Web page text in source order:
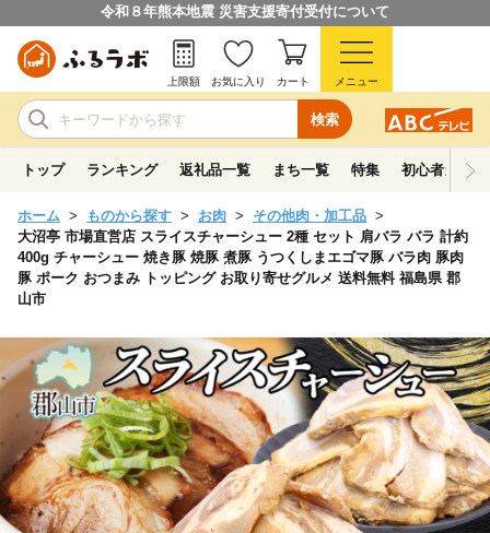
令和８年熊本地震 災害支援寄付受付について
検索
上限額 お気に入り カート メニュー
トップ ランキング 返礼品一覧 まち一覧 特集 初心者ガイド
ホーム ものから探す お肉
その他肉・加工品
大沼亭 市場直営店 スライスチャーシュー 2種 セット 肩バラ バラ 計約
400g チャーシュー 焼き豚 焼豚 煮豚 うつくしまエゴマ豚 バラ肉 豚肉
豚 ポーク おつまみ トッピング お取り寄せグルメ 送料無料 福島県 郡
山市